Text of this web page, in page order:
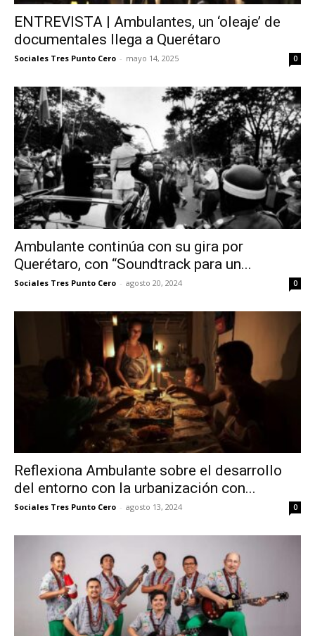
ENTREVISTA | Ambulantes, un ‘oleaje’ de
documentales llega a Querétaro
Sociales Tres Punto Cero - mayo 14, 2025 0
Ambulante continúa con su gira por
Querétaro, con “Soundtrack para un...
Sociales Tres Punto Cero - agosto 20, 2024 0
Reflexiona Ambulante sobre el desarrollo
del entorno con la urbanización con...
Sociales Tres Punto Cero - agosto 13, 2024 0